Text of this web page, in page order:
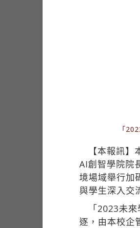
「
【本報訊
AI創智學院院
境場域舉行加
與學生深入交
「2023未
逐，由本校企